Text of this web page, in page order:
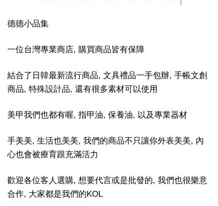
德德小品集
一位台灣專業商店, 購買商品皆有保障
結合了日韓最新流行商品, 文具禮品一手包辦, 手帳文創
商品, 特殊設計品, 還有很多素材可以使用
美甲我們也都有喔, 指甲油, 保養油, 以及專業器材
手美美, 生活也美美, 我們的商品不只讓你外表美美, 內
心也會被療育跟充滿活力
歡迎各位客人選購, 想要代言或是批發的, 我們也很樂意
合作, 大家都是我們的KOL